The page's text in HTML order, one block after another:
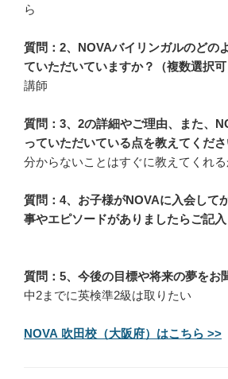
ら
質問：2、NOVAバイリンガルのどの
ていただいていますか？（複数選択可
講師
質問：3、2の詳細やご理由、また、
っていただいている点を教えてくださ
分からないことはすぐに教えてくれる
質問：4、お子様がNOVAに入会して
事やエピソードがありましたらご記入
質問：5、今後の目標や将来の夢をお
中2までに英検準2級は取りたい
NOVA 吹田校（大阪府）はこちら >>